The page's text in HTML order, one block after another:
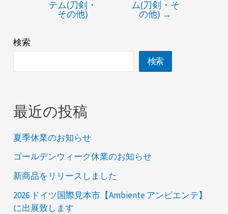
テム(刀剣・
その他)
ム(刀剣・そ
の他) →
検索
検索
最近の投稿
夏季休業のお知らせ
ゴールデンウィーク休業のお知らせ
新商品をリリースしました
2026 ドイツ国際見本市【Ambiente アンビエンテ】
に出展致します